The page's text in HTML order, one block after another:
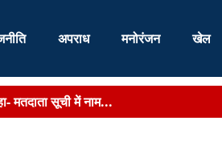
अपराध मनोरंजन खेल
मतदाता सूची में नाम...
दिन में हो...